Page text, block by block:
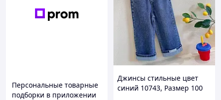
Персональные товарные
подборки в приложении
Джинсы стильные цвет
синий 10743, Размер 100